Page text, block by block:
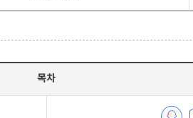
목차